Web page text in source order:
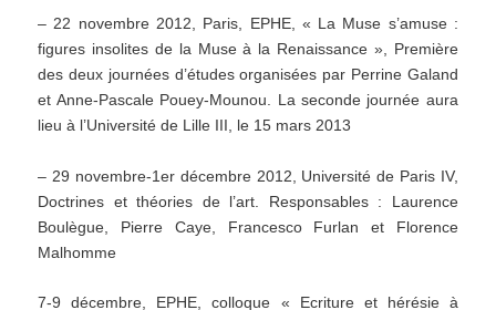
– 22 novembre 2012, Paris, EPHE, « La Muse s’amuse :
figures insolites de la Muse à la Renaissance », Première
des deux journées d’études organisées par Perrine Galand
et Anne-Pascale Pouey-Mounou. La seconde journée aura
lieu à l’Université de Lille III, le 15 mars 2013
– 29 novembre-1er décembre 2012, Université de Paris IV,
Doctrines et théories de l’art. Responsables : Laurence
Boulègue, Pierre Caye, Francesco Furlan et Florence
Malhomme
7-9 décembre, EPHE, colloque « Ecriture et hérésie à